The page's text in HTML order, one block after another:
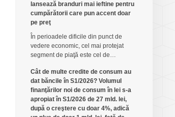
lansează branduri mai ieftine pentru
cumpărătorii care pun accent doar
pe preţ
În perioadele dificile din punct de
vedere economic, cel mai protejat
segment de piaţă este cel de…
Cât de multe credite de consum au
dat băncile în S1/2026? Volumul
finanţărilor noi de consum în lei s-a
apropiat în S1/2026 de 27 mld. lei,
după o creştere cu doar 4%, adică